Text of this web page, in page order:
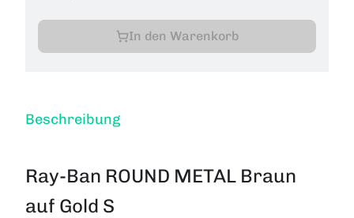
In den Warenkorb
Beschreibung
Ray-Ban ROUND METAL Braun
auf Gold S